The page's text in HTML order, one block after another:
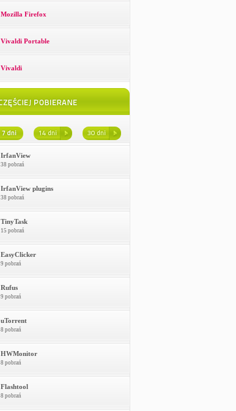
Mozilla Firefox
Vivaldi Portable
Vivaldi
IrfanView
38 pobrań
IrfanView plugins
38 pobrań
TinyTask
15 pobrań
EasyClicker
9 pobrań
Rufus
9 pobrań
uTorrent
8 pobrań
HWMonitor
8 pobrań
Flashtool
8 pobrań